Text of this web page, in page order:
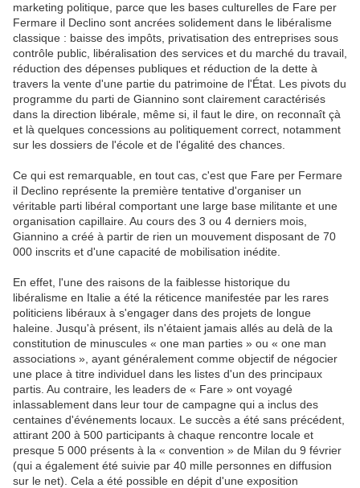
marketing politique, parce que les bases culturelles de Fare per
Fermare il Declino sont ancrées solidement dans le libéralisme
classique : baisse des impôts, privatisation des entreprises sous
contrôle public, libéralisation des services et du marché du travail,
réduction des dépenses publiques et réduction de la dette à
travers la vente d'une partie du patrimoine de l'État. Les pivots du
programme du parti de Giannino sont clairement caractérisés
dans la direction libérale, même si, il faut le dire, on reconnaît çà
et là quelques concessions au politiquement correct, notamment
sur les dossiers de l'école et de l'égalité des chances.
Ce qui est remarquable, en tout cas, c'est que Fare per Fermare
il Declino représente la première tentative d'organiser un
véritable parti libéral comportant une large base militante et une
organisation capillaire. Au cours des 3 ou 4 derniers mois,
Giannino a créé à partir de rien un mouvement disposant de 70
000 inscrits et d'une capacité de mobilisation inédite.
En effet, l'une des raisons de la faiblesse historique du
libéralisme en Italie a été la réticence manifestée par les rares
politiciens libéraux à s'engager dans des projets de longue
haleine. Jusqu'à présent, ils n'étaient jamais allés au delà de la
constitution de minuscules « one man parties » ou « one man
associations », ayant généralement comme objectif de négocier
une place à titre individuel dans les listes d'un des principaux
partis. Au contraire, les leaders de « Fare » ont voyagé
inlassablement dans leur tour de campagne qui a inclus des
centaines d'événements locaux. Le succès a été sans précédent,
attirant 200 à 500 participants à chaque rencontre locale et
presque 5 000 présents à la « convention » de Milan du 9 février
(qui a également été suivie par 40 mille personnes en diffusion
sur le net). Cela a été possible en dépit d'une exposition